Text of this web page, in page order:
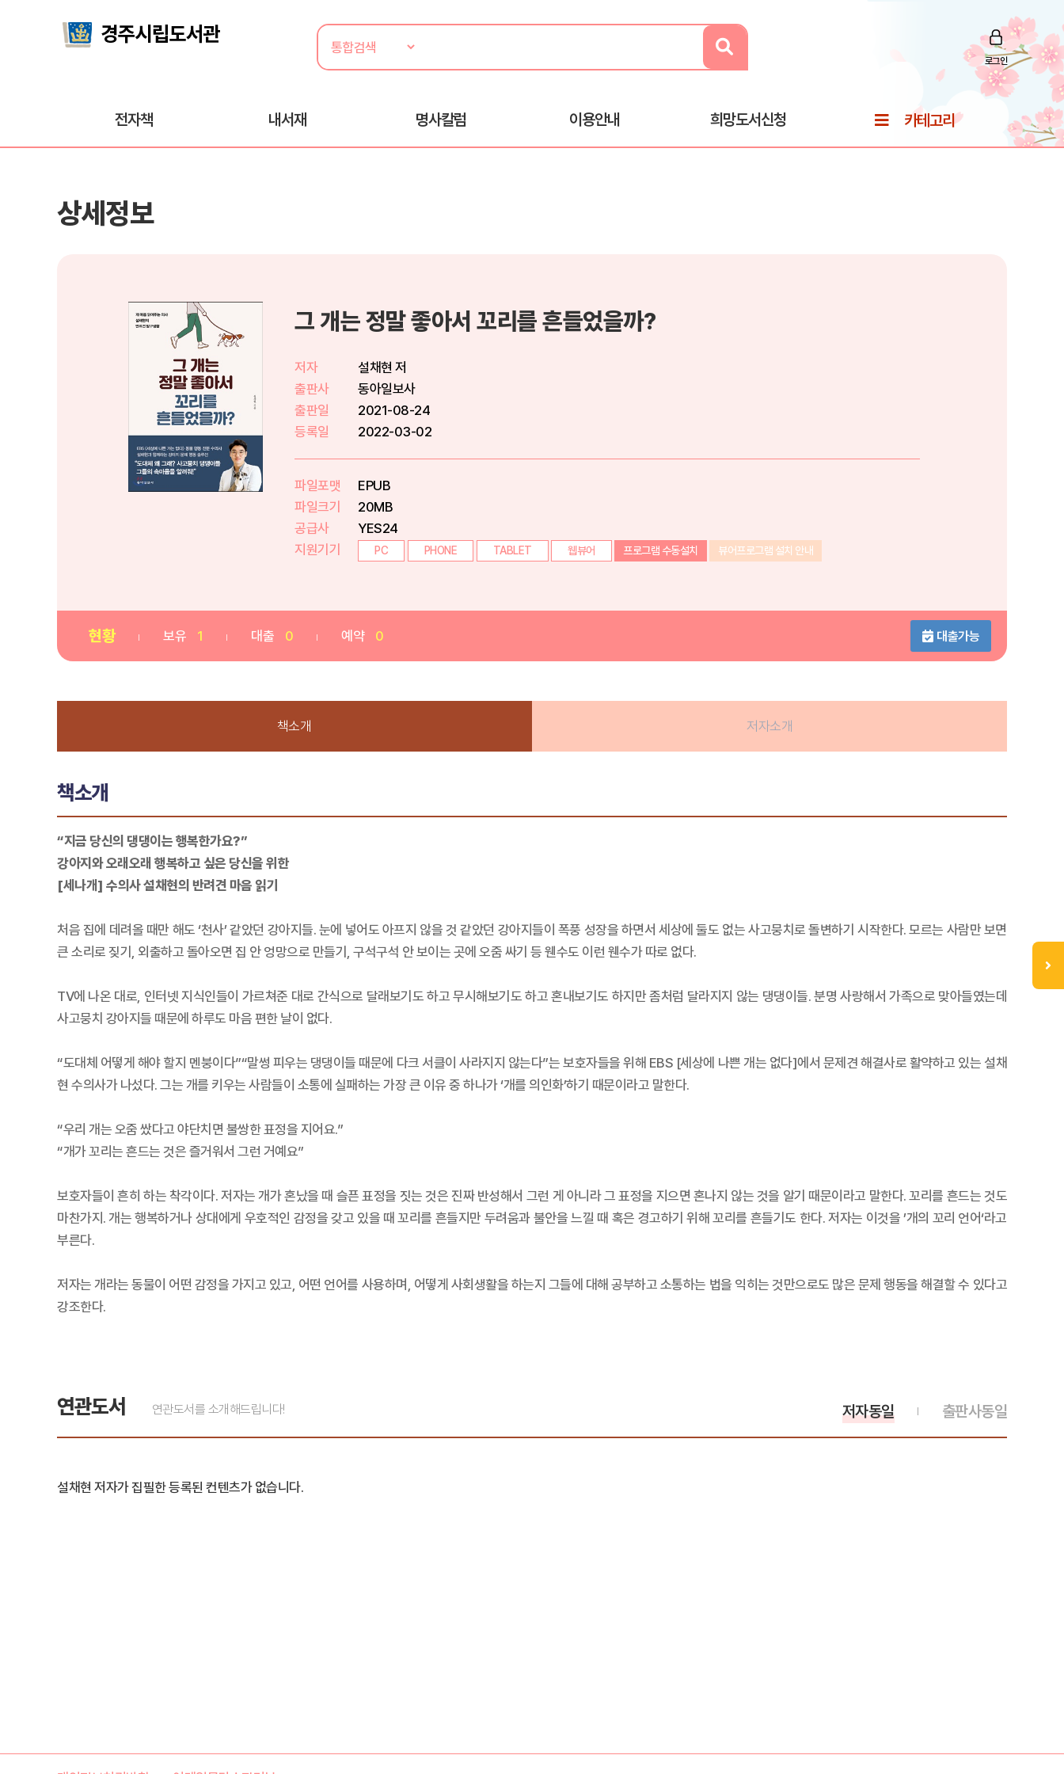
로그인
전자책 내서재 명사칼럼 이용안내 희망도서신청 카테고리
상세정보
그 개는 정말 좋아서 꼬리를 흔들었을까?
저자
설채현 저
출판사
동아일보사
출판일
2021-08-24
등록일
2022-03-02
파일포맷
EPUB
파일크기
20MB
공급사
YES24
지원기기
PC PHONE TABLET 웹뷰어 프로그램 수동설치 뷰어프로그램 설치 안내
현황 보유 1 대출 0 예약 0 대출가능
책소개 저자소개
책소개
“지금 당신의 댕댕이는 행복한가요?”
강아지와 오래오래 행복하고 싶은 당신을 위한
[세나개] 수의사 설채현의 반려견 마음 읽기
처음 집에 데려올 때만 해도 ‘천사’ 같았던 강아지들. 눈에 넣어도 아프지 않을 것 같았던 강아지들이 폭풍 성장을 하면서 세상에 둘도 없는 사고뭉치로 돌변하기 시작한다. 모르는 사람만 보면
큰 소리로 짖기, 외출하고 돌아오면 집 안 엉망으로 만들기, 구석구석 안 보이는 곳에 오줌 싸기 등 웬수도 이런 웬수가 따로 없다.
TV에 나온 대로, 인터넷 지식인들이 가르쳐준 대로 간식으로 달래보기도 하고 무시해보기도 하고 혼내보기도 하지만 좀처럼 달라지지 않는 댕댕이들. 분명 사랑해서 가족으로 맞아들였는데
사고뭉치 강아지들 때문에 하루도 마음 편한 날이 없다.
“도대체 어떻게 해야 할지 멘붕이다”“말썽 피우는 댕댕이들 때문에 다크 서클이 사라지지 않는다”는 보호자들을 위해 EBS [세상에 나쁜 개는 없다]에서 문제견 해결사로 활약하고 있는 설채
현 수의사가 나섰다. 그는 개를 키우는 사람들이 소통에 실패하는 가장 큰 이유 중 하나가 ‘개를 의인화’하기 때문이라고 말한다.
“우리 개는 오줌 쌌다고 야단치면 불쌍한 표정을 지어요.”
“개가 꼬리는 흔드는 것은 즐거워서 그런 거예요”
보호자들이 흔히 하는 착각이다. 저자는 개가 혼났을 때 슬픈 표정을 짓는 것은 진짜 반성해서 그런 게 아니라 그 표정을 지으면 혼나지 않는 것을 알기 때문이라고 말한다. 꼬리를 흔드는 것도
마찬가지. 개는 행복하거나 상대에게 우호적인 감정을 갖고 있을 때 꼬리를 흔들지만 두려움과 불안을 느낄 때 혹은 경고하기 위해 꼬리를 흔들기도 한다. 저자는 이것을 ’개의 꼬리 언어‘라고
부른다.
저자는 개라는 동물이 어떤 감정을 가지고 있고, 어떤 언어를 사용하며, 어떻게 사회생활을 하는지 그들에 대해 공부하고 소통하는 법을 익히는 것만으로도 많은 문제 행동을 해결할 수 있다고
강조한다.
연관도서 연관도서를 소개해드립니다! 출판사동일
저자동일
설채현 저자가 집필한 등록된 컨텐츠가 없습니다.